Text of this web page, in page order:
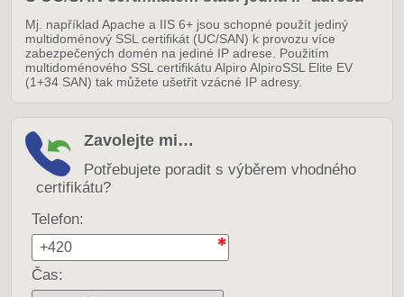
Mj. například Apache a IIS 6+ jsou schopné použít jediný
multidoménový SSL certifikát (UC/SAN) k provozu více
zabezpečených domén na jediné IP adrese. Použitím
multidoménového SSL certifikátu Alpiro AlpiroSSL Elite EV
(1+34 SAN) tak můžete ušetřit vzácné IP adresy.
Zavolejte mi…
Potřebujete poradit s výběrem vhodného
certifikátu?
Telefon:
Čas: